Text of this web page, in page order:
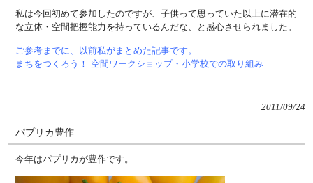
私は今回初めて参加したのですが、子供って思っていた以上に潜在的
な立体・空間把握能力を持っているんだな、と感心させられました。
ご参考までに、以前私がまとめた記事です。
まちをつくろう！ 空間ワークショップ・小学校での取り組み
2011/09/24
パプリカ豊作
今年はパプリカが豊作です。